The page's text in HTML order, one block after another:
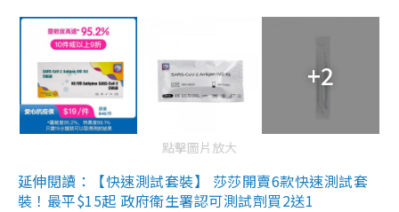
+2
點擊圖片放大
延伸閱讀：【快速測試套裝】 莎莎開賣6款快速測試套
裝！最平$15起 政府衛生署認可測試劑買2送1